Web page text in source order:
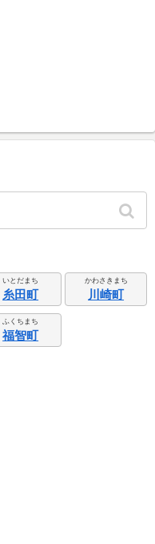
いとだまち
糸田町
かわさきまち
川崎町
ふくちまち
福智町